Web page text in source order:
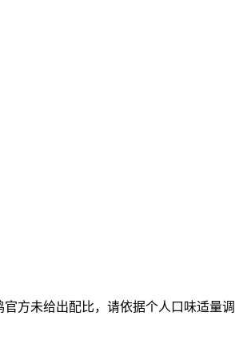
方未给出配比，请依据个人口味适量调